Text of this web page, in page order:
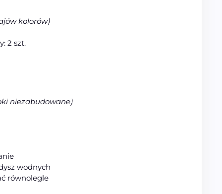
kolorów)
2 szt.
niezabudowane)
wodnych
równolegle